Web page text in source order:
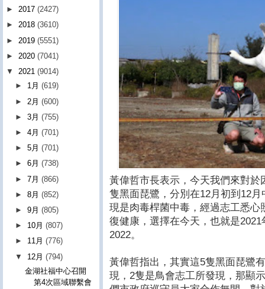
黃偉哲市長表示，今天我們來對於
隻黑面琵鷺，分別在12月初到12
現是肉毒桿菌中毒，經過志工悉
復健康，選擇在今天，也就是
2022。
黃偉哲指出，其實這5隻黑面琵鷺
現，2隻是鳥會志工所發現，那顯
► 2017 (2427)
► 2018 (3610)
► 2019 (5551)
► 2020 (7041)
▼ 2021 (9014)
► 1月(619)
► 2月(600)
►3月(755)
►4月(701)
►5月(701)
►6月(738)
►7月(866)
►8月(852)
►9月(805)
► 10月(807)
► 11月(776)
▼ 12月(794)
金湖社福中心召開
第4次區域聯繫會